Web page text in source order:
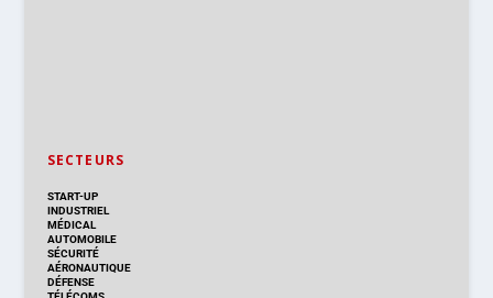
SECTEURS
START-UP
INDUSTRIEL
MÉDICAL
AUTOMOBILE
SÉCURITÉ
AÉRONAUTIQUE
DÉFENSE